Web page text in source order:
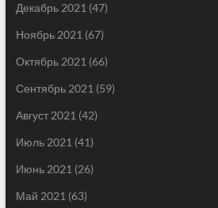
Декабрь 2021 (47)
Ноябрь 2021 (67)
Октябрь 2021 (66)
Сентябрь 2021 (59)
Август 2021 (42)
Июль 2021 (41)
Июнь 2021 (26)
Май 2021 (63)